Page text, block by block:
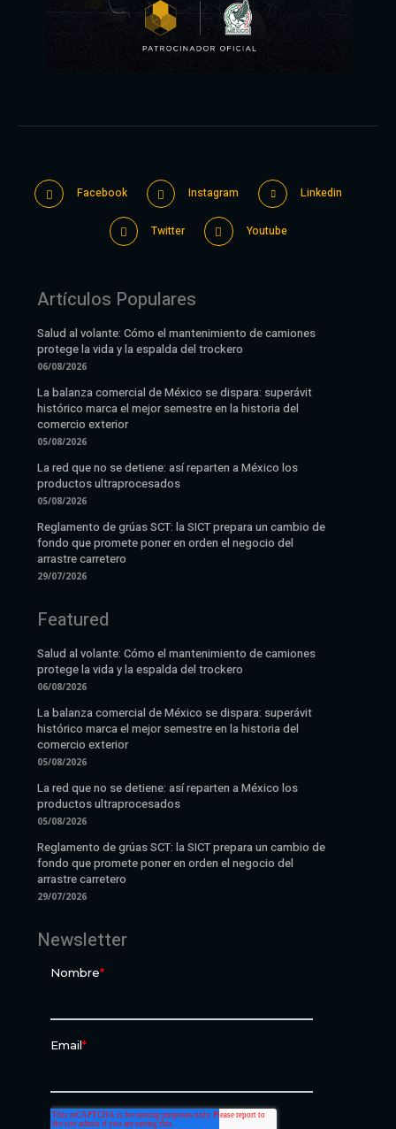
Facebook Instagram Linkedin
Twitter Youtube
Artículos Populares
Salud al volante: Cómo el mantenimiento de camiones
protege la vida y la espalda del trockero
06/08/2026
La balanza comercial de México se dispara: superávit
histórico marca el mejor semestre en la historia del
comercio exterior
05/08/2026
La red que no se detiene: así reparten a México los
productos ultraprocesados
05/08/2026
Reglamento de grúas SCT: la SICT prepara un cambio de
fondo que promete poner en orden el negocio del
arrastre carretero
29/07/2026
Featured
Salud al volante: Cómo el mantenimiento de camiones
protege la vida y la espalda del trockero
06/08/2026
La balanza comercial de México se dispara: superávit
histórico marca el mejor semestre en la historia del
comercio exterior
05/08/2026
La red que no se detiene: así reparten a México los
productos ultraprocesados
05/08/2026
Reglamento de grúas SCT: la SICT prepara un cambio de
fondo que promete poner en orden el negocio del
arrastre carretero
29/07/2026
Newsletter